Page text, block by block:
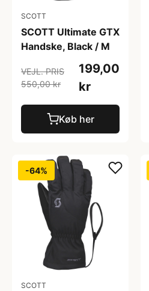
SCOTT
SCOTT Ultimate GTX
Handske, Black / M
VEJL. PRIS
550,00 kr
199,00
kr
Køb her
-64%
SCOTT